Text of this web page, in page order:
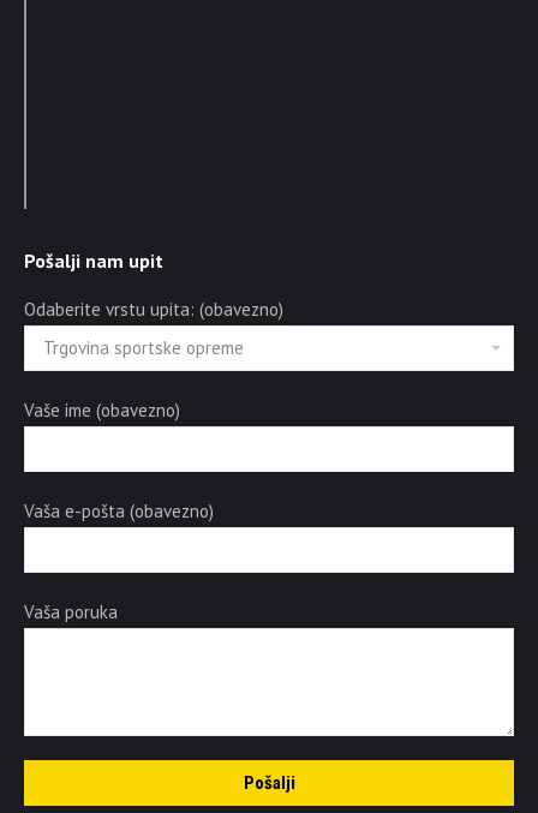
Pošalji nam upit
Odaberite vrstu upita: (obavezno)
Vaše ime (obavezno)
Vaša e-pošta (obavezno)
Vaša poruka